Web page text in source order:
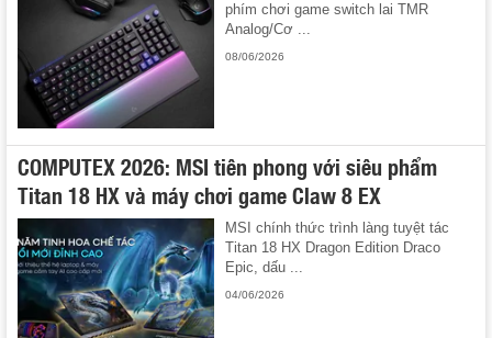
phím chơi game switch lai TMR
Analog/Cơ ...
08/06/2026
COMPUTEX 2026: MSI tiên phong với siêu phẩm
Titan 18 HX và máy chơi game Claw 8 EX
MSI chính thức trình làng tuyệt tác
Titan 18 HX Dragon Edition Draco
Epic, dấu ...
04/06/2026